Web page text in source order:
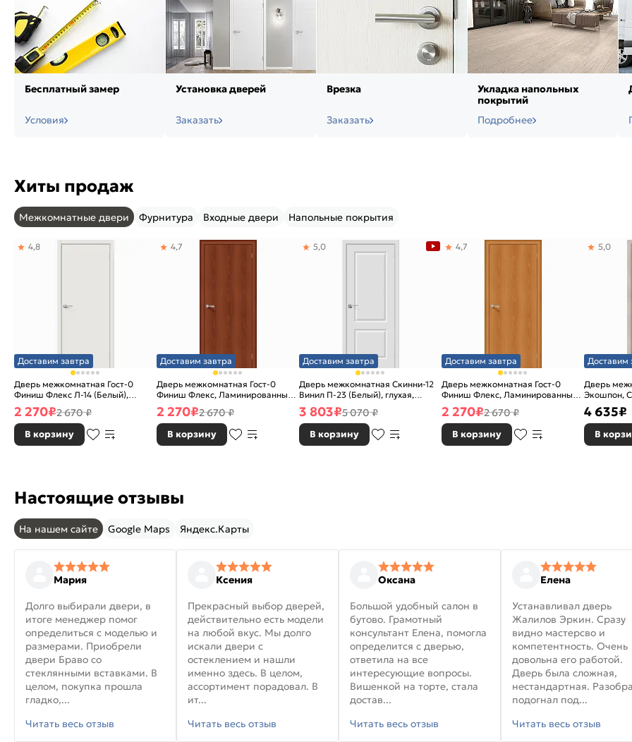
Бесплатный замер
Условия
Установка дверей
Заказать
Врезка
Заказать
Укладка напольных
покрытий
Подробнее
Хиты продаж
Межкомнатные двери Фурнитура Входные двери Напольные покрытия
Доставим завтра
Дверь межкомнатная Гост-0
Финиш Флекс Л-14 (Белый),
глухая, каркасно-щитовая
4,8
2 270₽2 670 ₽
В корзину
Доставим завтра
Дверь межкомнатная Гост-0
Финиш Флекс, Ламинированные
Л-11 (ИталОрех), глухая,
каркасно-щитовая
4,7
2 270₽2 670 ₽
В корзину
Доставим завтра
Дверь межкомнатная Скинни-12
Винил П-23 (Белый), глухая,
скиновая
5,0
3 803₽5 070 ₽
В корзину
Доставим завтра
Дверь межкомнатная Гост-0
Финиш Флекс, Ламинированные
Л-12 (МиланОрех), глухая,
каркасно-щитовая
4,7
2 270₽2 670 ₽
В корзину
Доставим
Дверь
Экошпон,
5,0
4 635₽
В
Настоящие отзывы
На нашем сайте Google Maps Яндекс.Карты
Мария
Долго выбирали двери, в
итоге менеджер помог
определиться с моделью и
размерами. Приобрели
двери Браво со
стеклянными вставками. В
целом, покупка прошла
гладко,...
Читать весь отзыв
Ксения
Прекрасный выбор дверей,
действительно есть модели
на любой вкус. Мы долго
искали двери с
остеклением и нашли
именно здесь. В целом,
ассортимент порадовал. В
ит...
Читать весь отзыв
Оксана
Большой удобный салон в
бутово. Грамотный
консультант Елена, помогла
определится с дверью,
ответила на все
интересующие вопросы.
Вишенкой на торте, стала
достав...
Читать весь отзыв
Елена
Устанавливал дверь
Жалилов Эркин. Сразу
видно мастерсво и
компетентность. Очень
довольна его работой.
Дверь была сложная,
нестандартная.
подогнал под...
Читать весь отзыв